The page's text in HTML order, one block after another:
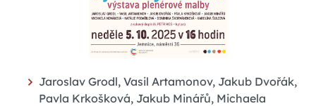
Jaroslav Grodl, Vasil Artamonov, Jakub Dvořák,
Pavla Krkošková, Jakub Minářů, Michaela